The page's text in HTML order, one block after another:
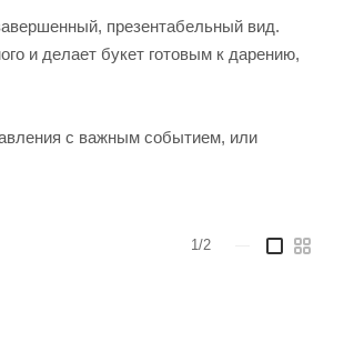
презентабельный вид.
и делает букет готовым к дарению,
с важным событием, или
1/2